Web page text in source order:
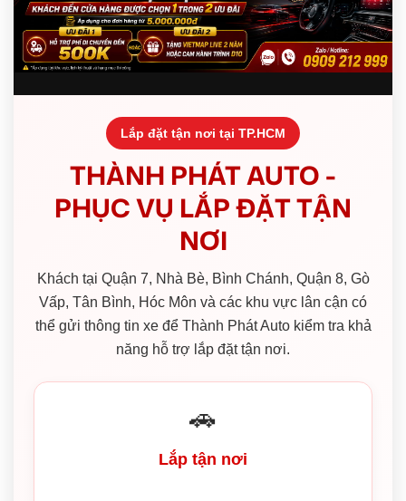
Lắp đặt tận nơi tại TP.HCM
THÀNH PHÁT AUTO -
PHỤC VỤ LẮP ĐẶT TẬN
NƠI
Khách tại Quận 7, Nhà Bè, Bình Chánh, Quận 8, Gò
Vấp, Tân Bình, Hóc Môn và các khu vực lân cận có
thể gửi thông tin xe để Thành Phát Auto kiểm tra khả
năng hỗ trợ lắp đặt tận nơi.
🚗
Lắp tận nơi